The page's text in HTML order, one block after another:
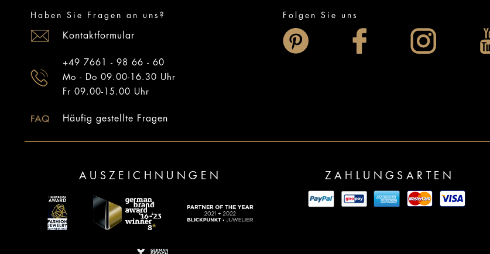
Haben Sie Fragen an uns?
Kontaktformular
+49 7661 - 98 66 - 60
Mo - Do 09.00-16.30 Uhr
Fr 09.00-15.00 Uhr
Häufig gestellte Fragen
Folgen Sie uns
AUSZEICHNUNGEN ZAHLUNGSARTEN